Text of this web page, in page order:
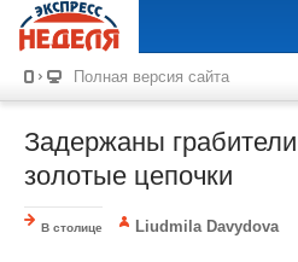
Полная версия сайта
Задержаны
золотые цепочки
В столице Liudmila Davydova